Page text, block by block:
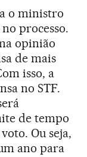
o ministro
processo.
opinião
de mais
isso, a
no STF.
de tempo
Ou seja,
ano para